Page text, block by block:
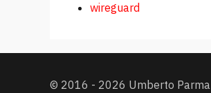
wireguard
© 2016 - 2026 Umberto